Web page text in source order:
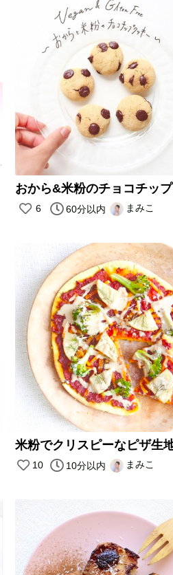
6 60分以内 まみこ
米粉でクリスピーなピザ生
10 10分以内 まみこ